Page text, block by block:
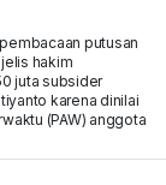
putusan
hakim
juta subsider
karena dinilai
(PAW) anggota